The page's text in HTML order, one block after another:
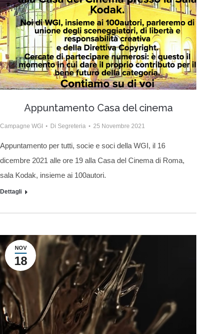
Appuntamento Casa del cinema
Campagne WGI Di Segreteria 25 Novembre 2021
Appuntamento per tutti, socie e soci della WGI, il 16
dicembre 2021 alle ore 19 alla Casa del Cinema di Roma,
sala Kodak, insieme ai 100autori.
Dettagli
NOV
18